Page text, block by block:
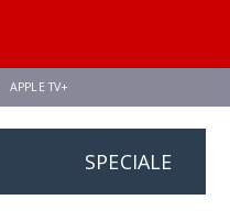
APPLE TV+
AVENGERS: DOOMSDAY
SPECIALE